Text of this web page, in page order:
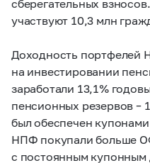
сберегательных
участвуют 10,3 млн
Доходность портфелей
на инвестировании
заработали 13,1%
пенсионных резервов –
был обеспечен
НПФ покупали больше
с постоянным